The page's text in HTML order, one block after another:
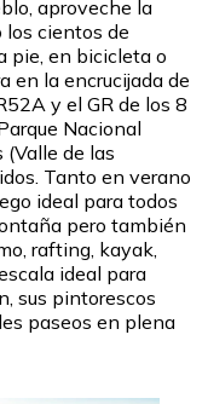
aproveche la
los cientos de
pie, en bicicleta o
en la encrucijada de
y el GR de los 8
Nacional
(Valle de las
Tanto en verano
ideal para todos
pero también
rafting, kayak,
ideal para
sus pintorescos
paseos en plena